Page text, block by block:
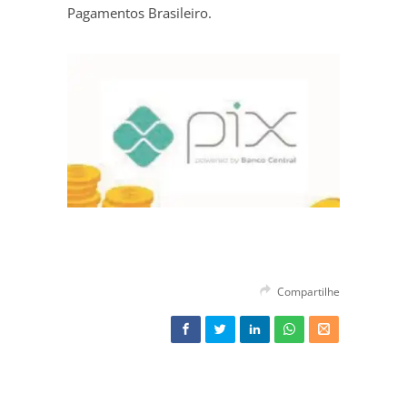
Pagamentos Brasileiro.
Compartilhe